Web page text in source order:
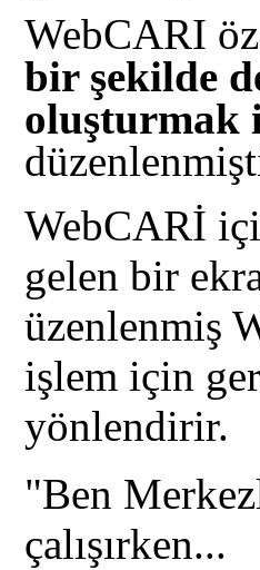
WebCARI
bir şekilde
oluşturmak
WebCARİ
gelen bir
üzenlenmiş
işlem için
yönlendirir.
"Ben
çalışırken...